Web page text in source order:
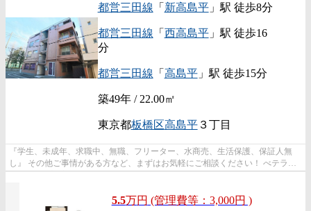
都営三田線 「 新高島平」駅 徒歩8分
都営三田線 「 西高島平」駅 徒歩16
分
都営三田線 「 高島平」駅 徒歩15分
築49年 / 22.00㎡
東京都板橋区高島平３丁目
『学生、未成年、求職中、無職、フリーター、水商売、生活保護、保証人無
し』 その他ご事情がある方など、まずはお気軽にご相談ください！ べテラン
スタッフが対応致しますのでご希望...
5.5万円 (管理費等：3,000円 )